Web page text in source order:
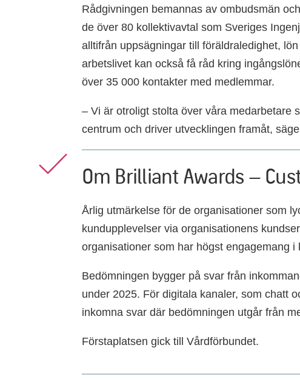
Rådgivningen bemannas av ombudsmän
de över 80 kollektivavtal som Sveriges
alltifrån uppsägningar till föräldraledighet,
arbetslivet kan också få råd kring
över 35 000 kontakter med medlemmar.
– Vi är otroligt stolta över våra medarbetare
centrum och driver utvecklingen framåt,
Om Brilliant Awards –
Årlig utmärkelse för de organisationer som
kundupplevelser via organisationens
organisationer som har högst engagemang
Bedömningen bygger på svar från
under 2025. För digitala kanaler, som chatt
inkomna svar där bedömningen utgår från
Förstaplatsen gick till Vårdförbundet.